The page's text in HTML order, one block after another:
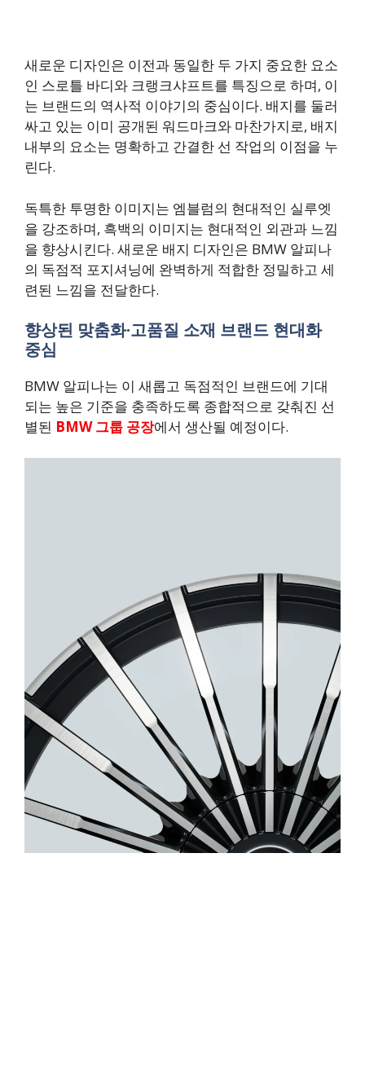
새로운 디자인은 이전과 동일한 두 가지 중요한 요소
인 스로틀 바디와 크랭크샤프트를 특징으로 하며, 이
는 브랜드의 역사적 이야기의 중심이다. 배지를 둘러
싸고 있는 이미 공개된 워드마크와 마찬가지로, 배지
내부의 요소는 명확하고 간결한 선 작업의 이점을 누
린다.
독특한 투명한 이미지는 엠블럼의 현대적인 실루엣
을 강조하며, 흑백의 이미지는 현대적인 외관과 느낌
을 향상시킨다. 새로운 배지 디자인은 BMW 알피나
의 독점적 포지셔닝에 완벽하게 적합한 정밀하고 세
련된 느낌을 전달한다.
향상된 맞춤화·고품질 소재 브랜드 현대화
중심
BMW 알피나는 이 새롭고 독점적인 브랜드에 기대
되는 높은 기준을 충족하도록 종합적으로 갖춰진 선
별된 BMW 그룹 공장에서 생산될 예정이다.